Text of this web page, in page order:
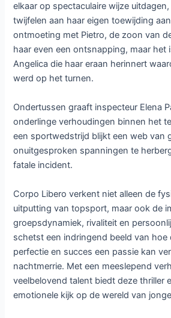
elkaar op spectaculaire wijze
twijfelen aan haar eigen toewijding
ontmoeting met Pietro, de zoon van
haar even een ontsnapping, maar het
Angelica die haar eraan herinnert
werd op het turnen.
Ondertussen graaft inspecteur Elena
onderlinge verhoudingen binnen het
een sportwedstrijd blijkt een web van
onuitgesproken spanningen te
fatale incident.
Corpo Libero verkent niet alleen de
uitputting van topsport, maar ook de
groepsdynamiek, rivaliteit en
schetst een indringend beeld van hoe
perfectie en succes een passie kan
nachtmerrie. Met een meeslepend
veelbelovend talent biedt deze thriller
emotionele kijk op de wereld van